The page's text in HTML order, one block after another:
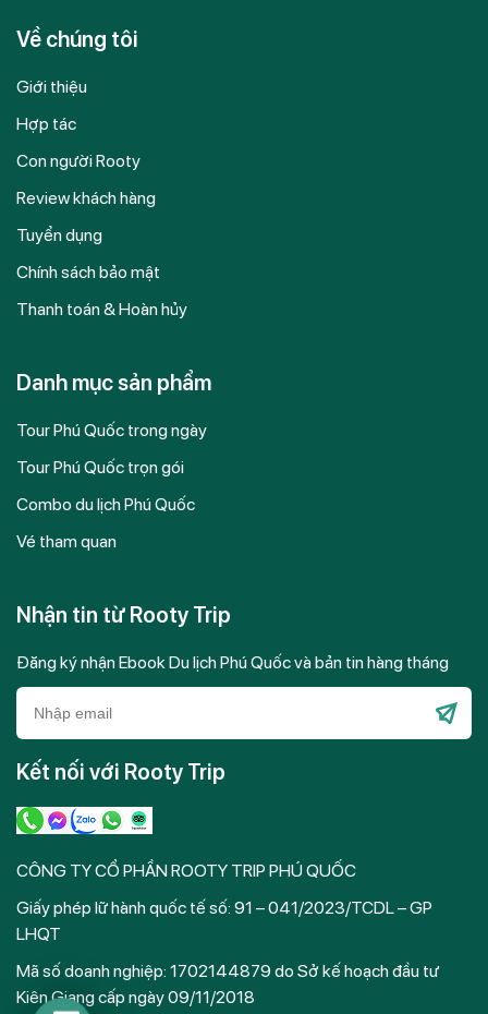
Về chúng tôi
Giới thiệu
Hợp tác
Con người Rooty
Review khách hàng
Tuyển dụng
Chính sách bảo mật
Thanh toán & Hoàn hủy
Danh mục sản phẩm
Tour Phú Quốc trong ngày
Tour Phú Quốc trọn gói
Combo du lịch Phú Quốc
Vé tham quan
Nhận tin từ Rooty Trip
Đăng ký nhận Ebook Du lịch Phú Quốc và bản tin hàng tháng
Please
Kết nối với Rooty Trip
CÔNG TY CỔ PHẦN ROOTY TRIP PHÚ QUỐC
Giấy phép lữ hành quốc tế số: 91 – 041/2023/TCDL – GP
LHQT
Mã số doanh nghiệp: 1702144879 do Sở kế hoạch đầu tư
Kiên Giang cấp ngày 09/11/2018